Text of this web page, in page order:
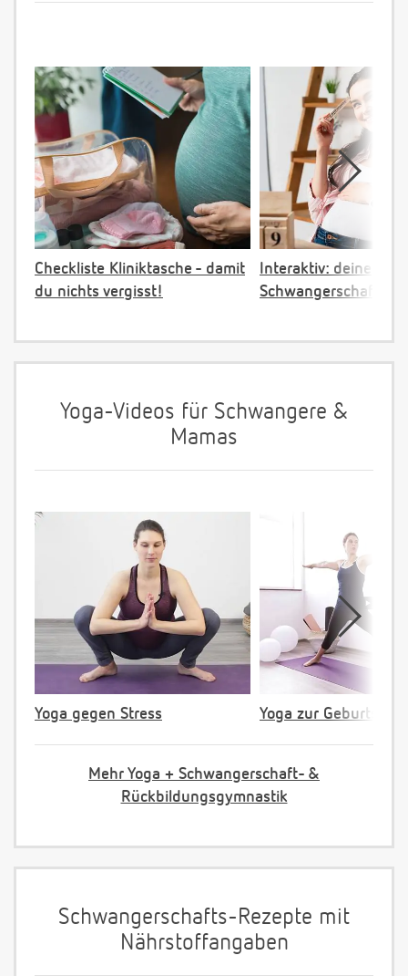
Checkliste Kliniktasche - damit
du nichts vergisst!
Interaktiv: deine
Yoga-Videos für Schwangere &
Mamas
Yoga gegen Stress Yoga zur
Mehr Yoga + Schwangerschaft- &
Rückbildungsgymnastik
Schwangerschafts-Rezepte mit
Nährstoffangaben